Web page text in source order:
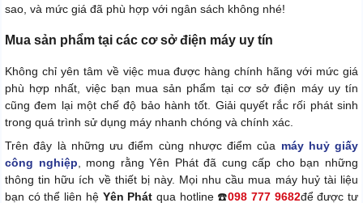
sao, và mức giá đã phù hợp với ngân sách không nhé!
Mua sản phẩm tại các cơ sở điện máy uy tín
Không chỉ yên tâm về việc mua được hàng chính hãng với mức giá
phù hợp nhất, việc bạn mua sản phẩm tại cơ sở điện máy uy tín
cũng đem lại một chế độ bảo hành tốt. Giải quyết rắc rối phát sinh
trong quá trình sử dụng máy nhanh chóng và chính xác.
Trên đây là những ưu điểm cùng nhược điểm của máy huỷ giấy
công nghiệp , mong rằng Yên Phát đã cung cấp cho bạn những
thông tin hữu ích về thiết bị này. Mọi nhu cầu mua máy huỷ tài liệu
bạn có thể liên hệ Yên Phát qua hotline ☎️098 777 9682để được tư